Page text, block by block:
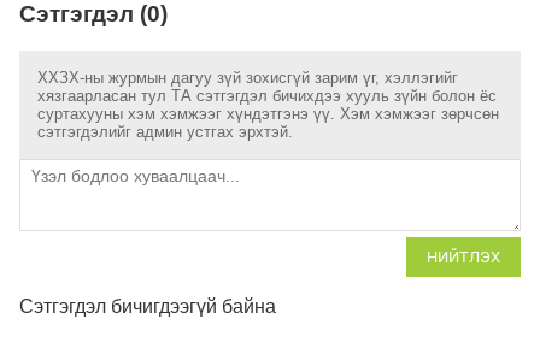
Сэтгэгдэл (0)
ХХЗХ-ны журмын дагуу зүй зохисгүй зарим үг, хэллэгийг
хязгаарласан тул ТА сэтгэгдэл бичихдээ хууль зүйн болон ёс
суртахууны хэм хэмжээг хүндэтгэнэ үү. Хэм хэмжээг зөрчсөн
сэтгэгдэлийг админ устгах эрхтэй.
НИЙТЛЭХ
Сэтгэгдэл бичигдээгүй байна